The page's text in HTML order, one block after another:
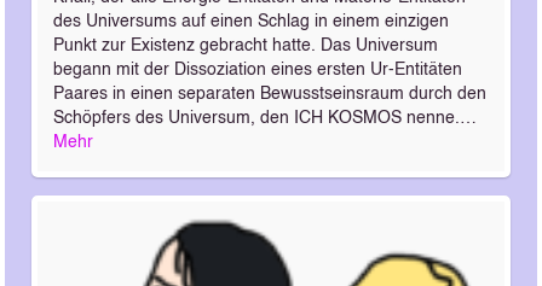
des Universums auf einen Schlag in einem einzigen
Punkt zur Existenz gebracht hatte. Das Universum
begann mit der Dissoziation eines ersten Ur-Entitäten
Paares in einen separaten Bewusstseinsraum durch den
Schöpfers des Universum, den ICH KOSMOS nenne.…
Mehr